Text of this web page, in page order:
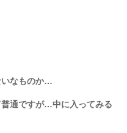
いなものか…
通ですが…中に入ってみる